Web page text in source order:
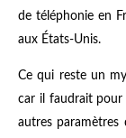
de téléphonie en
aux États-Unis.
Ce qui reste un
car il faudrait pour
autres paramètres